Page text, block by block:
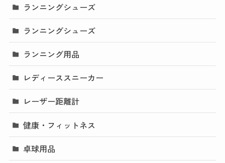
ランニングシューズ
ランニングシューズ
ランニング用品
レディーススニーカー
レーザー距離計
健康・フィットネス
卓球用品